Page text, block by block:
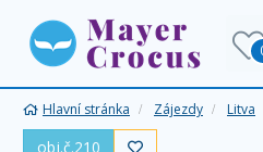
Hlavní stránka Zájezdy Litva
obj.č.210 